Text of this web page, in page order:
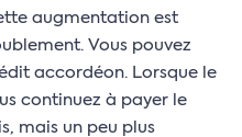
augmentation est
Vous pouvez
accordéon. Lorsque le
continuez à payer le
mais un peu plus